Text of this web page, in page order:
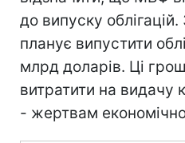
до випуску
планує випустити
млрд доларів. Ці
витратити на видачу
- жертвам